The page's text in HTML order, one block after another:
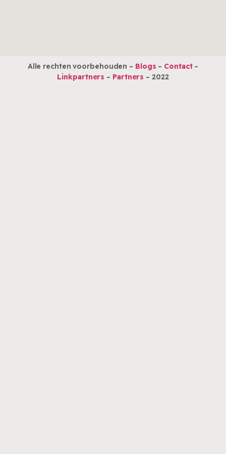
Alle rechten voorbehouden – Blogs – Contact –
Linkpartners – Partners – 2022